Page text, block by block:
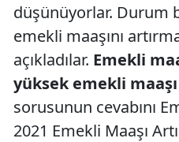
düşünüyorlar. Durum
emekli maaşını
açıkladılar. Emekli
yüksek emekli
sorusunun cevabını
2021 Emekli Maaşı